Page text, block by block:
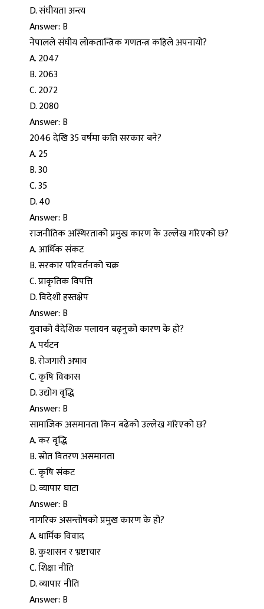
D. संघीयता अन्त्य
Answer: B
नेपालले संघीय लोकतान्त्रिक गणतन्त्र कहिले अपनायो?
A. 2047
B. 2063
C. 2072
D. 2080
Answer: B
2046 देखि 35 वर्षमा कति सरकार बने?
A. 25
B. 30
C. 35
D. 40
Answer: B
राजनीतिक अस्थिरताको प्रमुख कारण के उल्लेख गरिएको छ?
A. आर्थिक संकट
B. सरकार परिवर्तनको चक्र
C. प्राकृतिक विपत्ति
D. विदेशी हस्तक्षेप
Answer: B
युवाको वैदेशिक पलायन बढ्नुको कारण के हो?
A. पर्यटन
B. रोजगारी अभाव
C. कृषि विकास
D. उद्योग वृद्धि
Answer: B
सामाजिक असमानता किन बढेको उल्लेख गरिएको छ?
A. कर वृद्धि
B. स्रोत वितरण असमानता
C. कृषि संकट
D. व्यापार घाटा
Answer: B
नागरिक असन्तोषको प्रमुख कारण के हो?
A. धार्मिक विवाद
B. कुशासन र भ्रष्टाचार
C. शिक्षा नीति
D. व्यापार नीति
Answer: B